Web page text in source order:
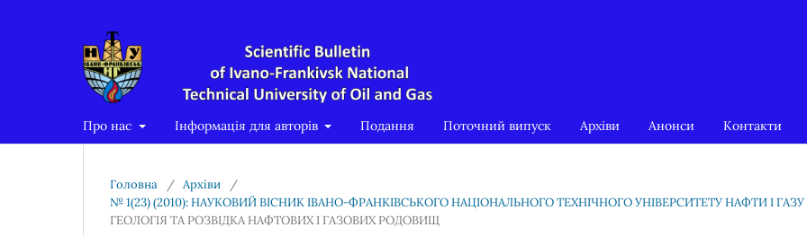
Про нас Інформація для авторів Подання Поточний випуск Архіви Анонси Контакти
Головна / Архіви
/
№ 1(23) (2010): НАУКОВИЙ ВІСНИК ІВАНО-ФРАНКІВСЬКОГО НАЦІОНАЛЬНОГО ТЕХНІЧНОГО УНІВЕРСИТЕТУ НАФТИ І ГАЗУ
ГЕОЛОГІЯ ТА РОЗВІДКА НАФТОВИХ І ГАЗОВИХ РОДОВИЩ